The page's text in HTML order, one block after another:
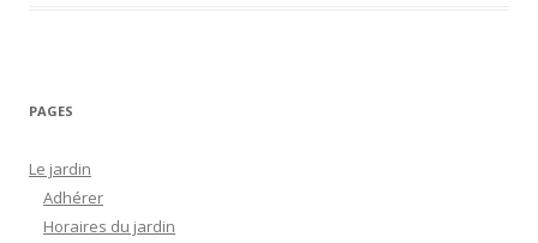
PAGES
Le jardin
Adhérer
Horaires du jardin